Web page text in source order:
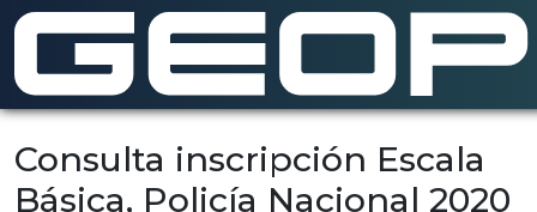
Saltar al contenido principal
Consulta inscripción Escala
Básica, Policía Nacional 2020